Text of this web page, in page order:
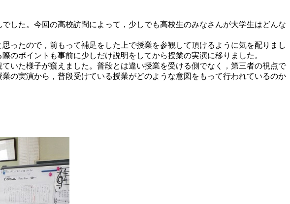
した。今回の高校訪問によって，少しでも高校生のみなさんが大学生はどんな
ったので，前もって補足をした上で授業を参観して頂けるように気を配りまし
のポイントも事前に少しだけ説明をしてから授業の実演に移りました。
いた様子が窺えました。普段とは違い授業を受ける側でなく，第三者の視点で
の実演から，普段受けている授業がどのような意図をもって行われているのか